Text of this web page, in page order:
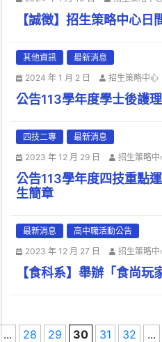
【誠徵】招生策略中心日
其他資訊
最新消息
2024 年 1 月 2 日
招生策略中心
公告113學年度學士後護
四技二專
最新消息
2023 年 12 月 29 日
招生策略中
公告113學年度四技重點
生簡章
最新消息
高中職活動公告
2023 年 12 月 27 日
招生策略中
【食科系】舉辦「食尚玩
... 28 29 30 31 32 ...